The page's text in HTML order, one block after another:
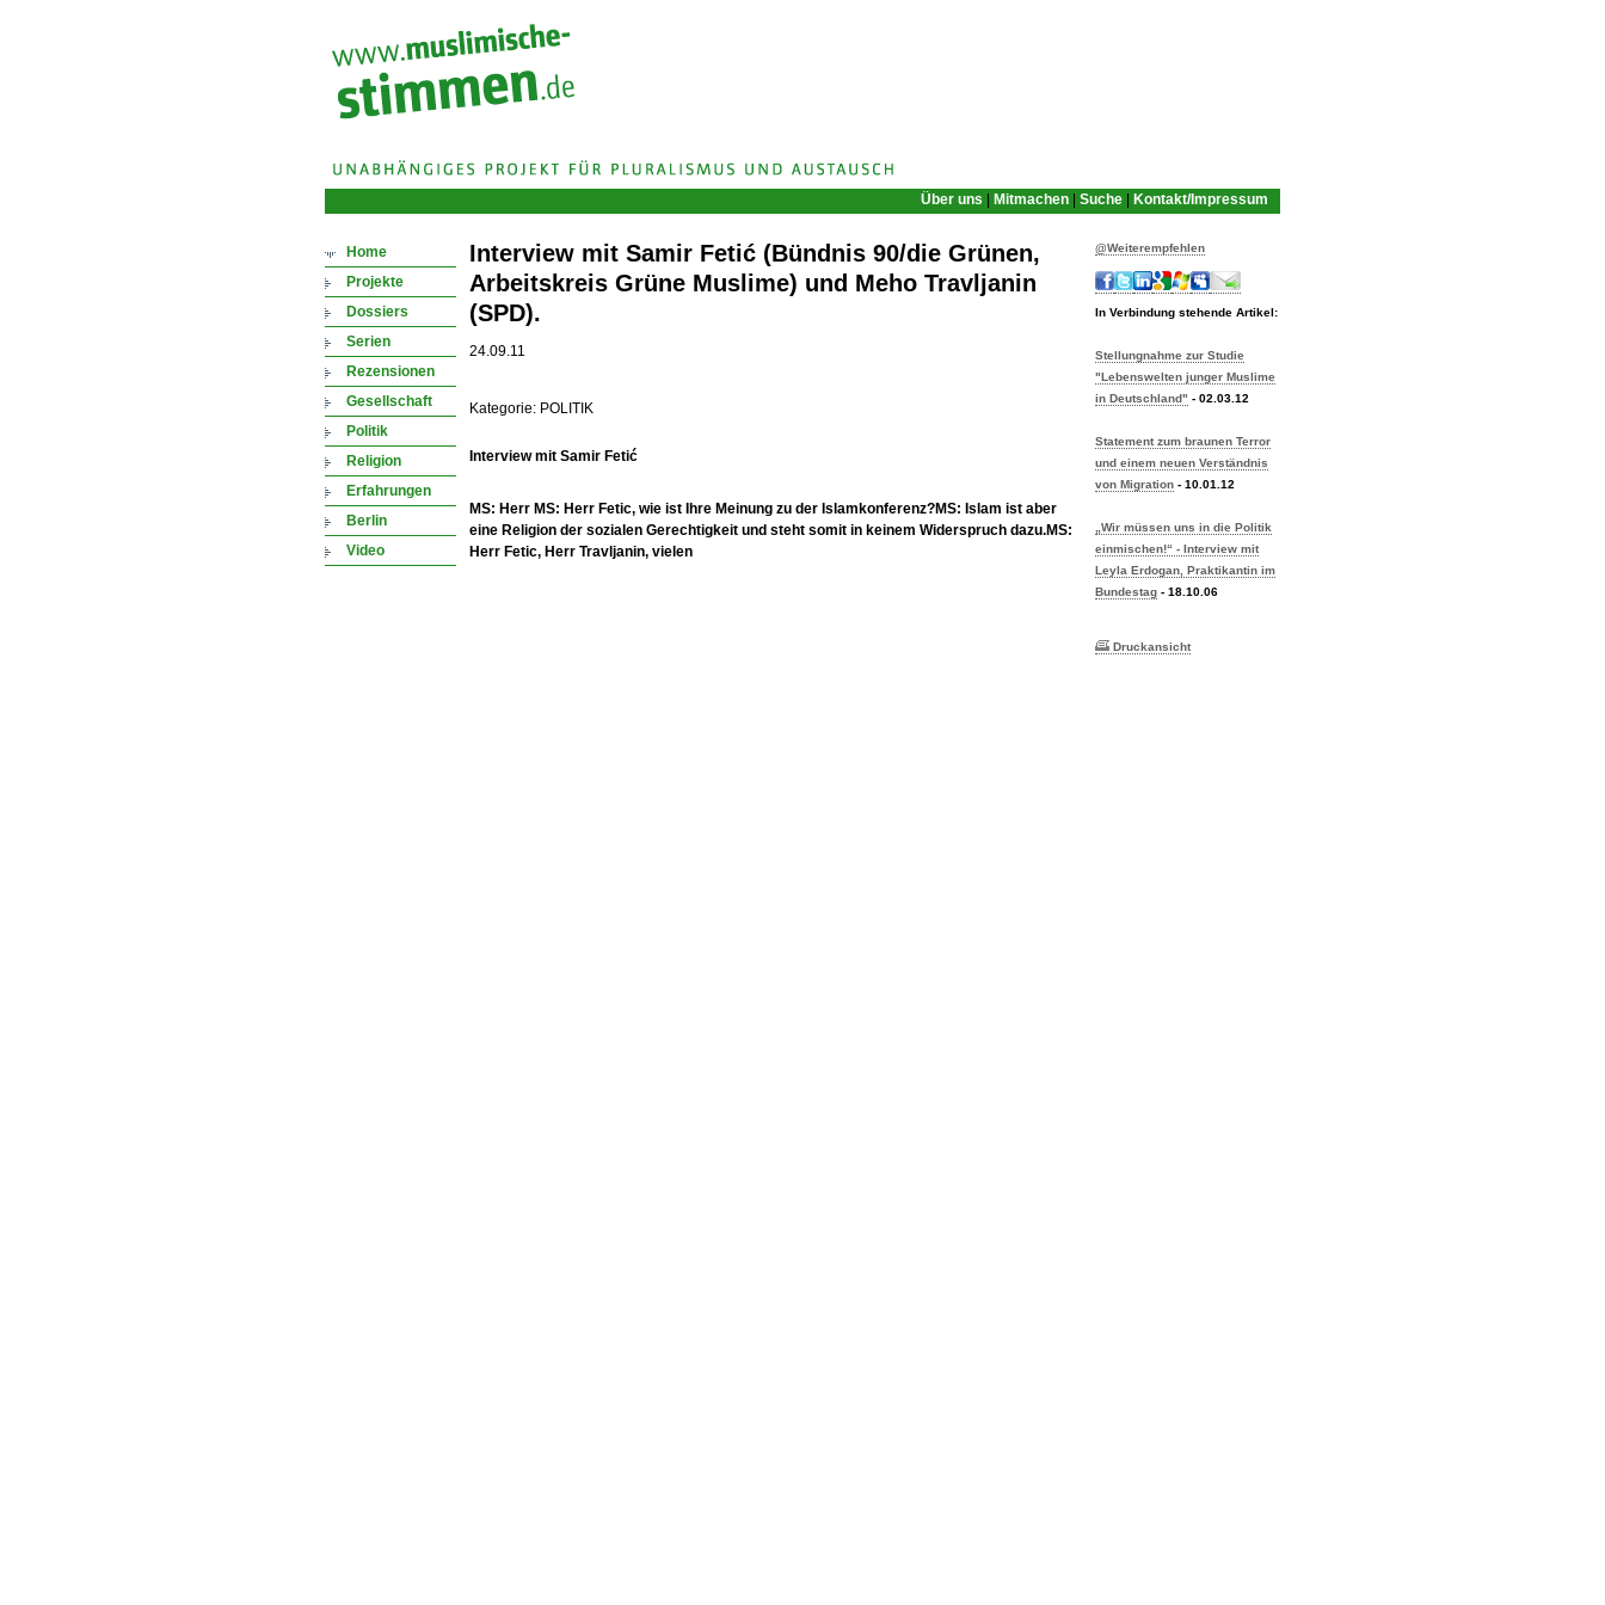
Über uns Mitmachen Suche Kontakt/Impressum
Home
Projekte
Dossiers
Serien
Rezensionen
Gesellschaft
Politik
Religion
Erfahrungen
Berlin
Video
Interview mit Samir Fetić (Bündnis 90/die Grünen,
Arbeitskreis Grüne Muslime) und Meho Travljanin
(SPD).
24.09.11
Kategorie: POLITIK
Interview mit Samir Fetić
MS: Herr MS: Herr Fetic, wie ist Ihre Meinung zu der Islamkonferenz?MS: Islam ist aber
eine Religion der sozialen Gerechtigkeit und steht somit in keinem Widerspruch dazu.MS:
Herr Fetic, Herr Travljanin, vielen
@Weiterempfehlen
In Verbindung stehende Artikel:
Stellungnahme zur Studie
"Lebenswelten junger Muslime
in Deutschland" - 02.03.12
Statement zum braunen Terror
und einem neuen Verständnis
von Migration - 10.01.12
„Wir müssen uns in die Politik
einmischen!“ - Interview mit
Leyla Erdogan, Praktikantin im
Bundestag - 18.10.06
Druckansicht